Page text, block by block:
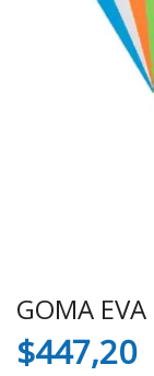
GOMA
$447,20